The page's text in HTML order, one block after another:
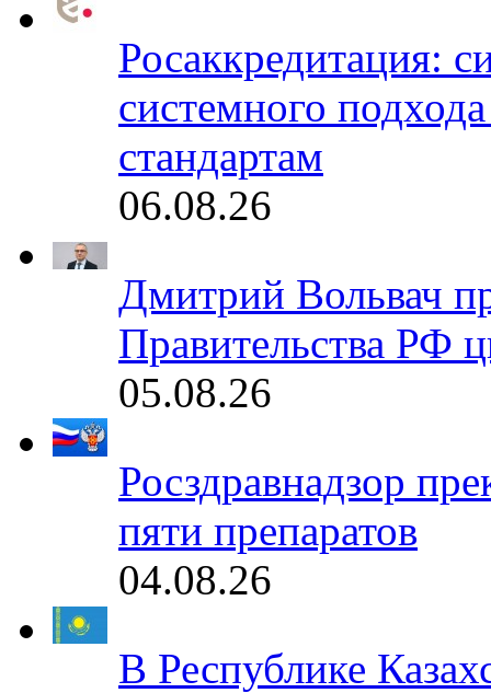
Росаккредитация:
системного
стандартам
06.08.26
Дмитрий Вольвач
Правительства РФ
05.08.26
Росздравнадзор
пяти препаратов
04.08.26
В Республике